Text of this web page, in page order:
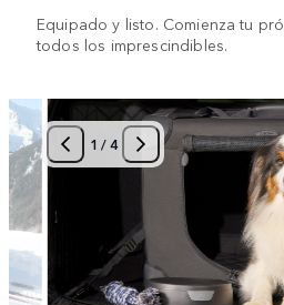
Equipado y listo. Comienza tu
todos los imprescindibles.
1 /4